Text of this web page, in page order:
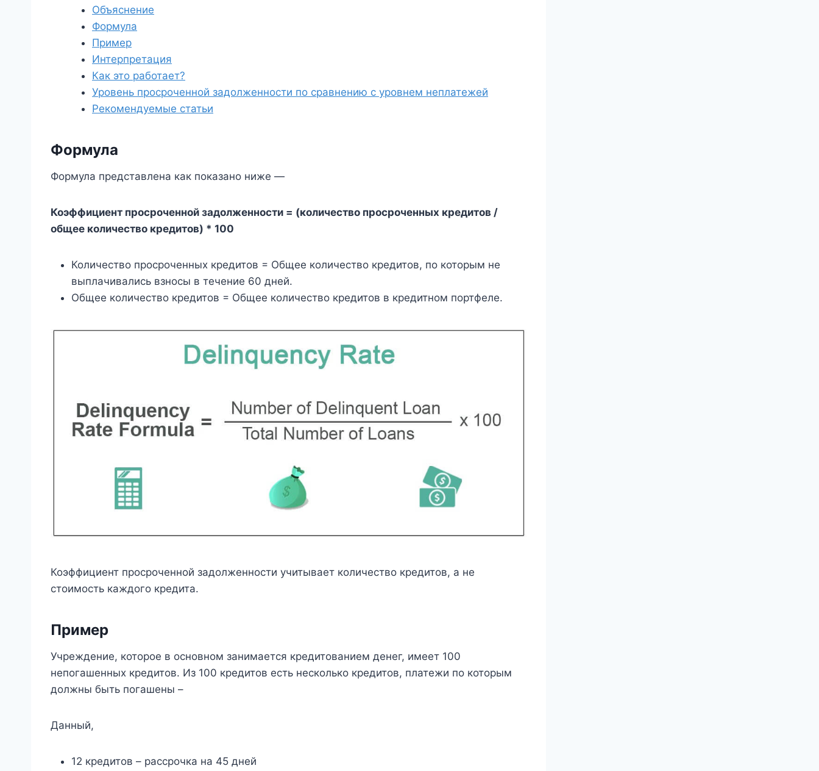
Объяснение
Формула
Пример
Интерпретация
Как это работает?
Уровень просроченной задолженности по сравнению с уровнем неплатежей
Рекомендуемые статьи
Формула
Формула представлена ​​​​как показано ниже —
Коэффициент просроченной задолженности = (количество просроченных кредитов /
общее количество кредитов) * 100
Количество просроченных кредитов = Общее количество кредитов, по которым не
выплачивались взносы в течение 60 дней.
Общее количество кредитов = Общее количество кредитов в кредитном портфеле.
Коэффициент просроченной задолженности учитывает количество кредитов, а не
стоимость каждого кредита.
Пример
Учреждение, которое в основном занимается кредитованием денег, имеет 100
непогашенных кредитов. Из 100 кредитов есть несколько кредитов, платежи по которым
должны быть погашены –
Данный,
12 кредитов – рассрочка на 45 дней